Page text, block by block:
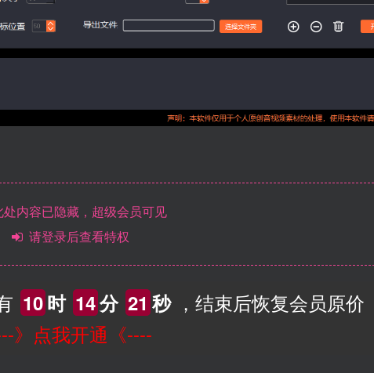
处内容已隐藏，超级会员可见
请登录后查看特权
10时 14分 21 秒，结束后恢复会员原价
》点我开通《----